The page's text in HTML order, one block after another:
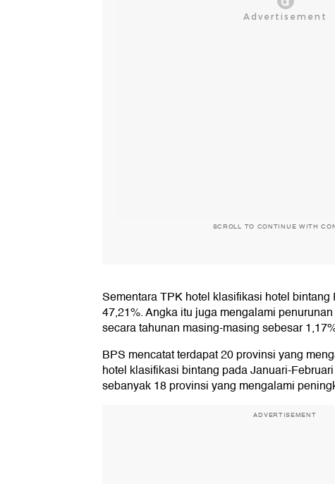
SCROLL TO CONTINUE WITH
Sementara TPK hotel klasifikasi hotel bintang
47,21%. Angka itu juga mengalami
secara tahunan masing-masing sebesar
BPS mencatat terdapat 20 provinsi yang
hotel klasifikasi bintang pada Januari-
sebanyak 18 provinsi yang mengalami
ADVERTISEMENT